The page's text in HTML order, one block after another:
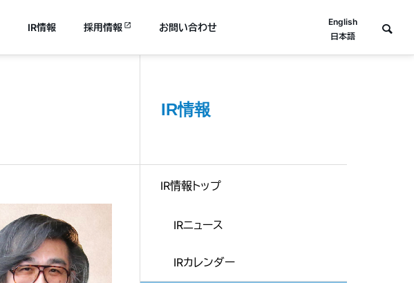
English
日本語
IR情報 採用情報 お問い合わせ
IR情報
IR情報トップ
IRニュース
IRカレンダー